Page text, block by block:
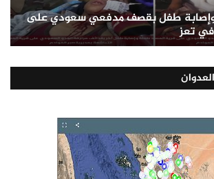
طفل بقصف مدفعي سعودي على
في تعز